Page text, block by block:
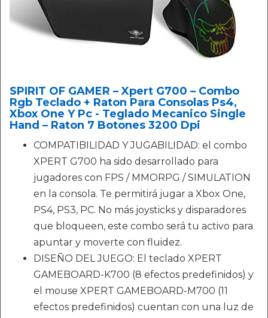
SPIRIT OF GAMER – Xpert G700 – Combo
Rgb Teclado + Raton Para Consolas Ps4,
Xbox One Y Pc - Teglado Mecanico Single
Hand – Raton 7 Botones 3200 Dpi
COMPATIBILIDAD Y JUGABILIDAD: el combo
XPERT G700 ha sido desarrollado para
jugadores con FPS / MMORPG / SIMULATION
en la consola. Te permitirá jugar a Xbox One,
PS4, PS3, PC. No más joysticks y disparadores
que bloqueen, este combo será tu activo para
apuntar y moverte con fluidez.
DISEÑO DEL JUEGO: El teclado XPERT
GAMEBOARD-K700 (8 efectos predefinidos) y
el mouse XPERT GAMEBOARD-M700 (11
efectos predefinidos) cuentan con una luz de